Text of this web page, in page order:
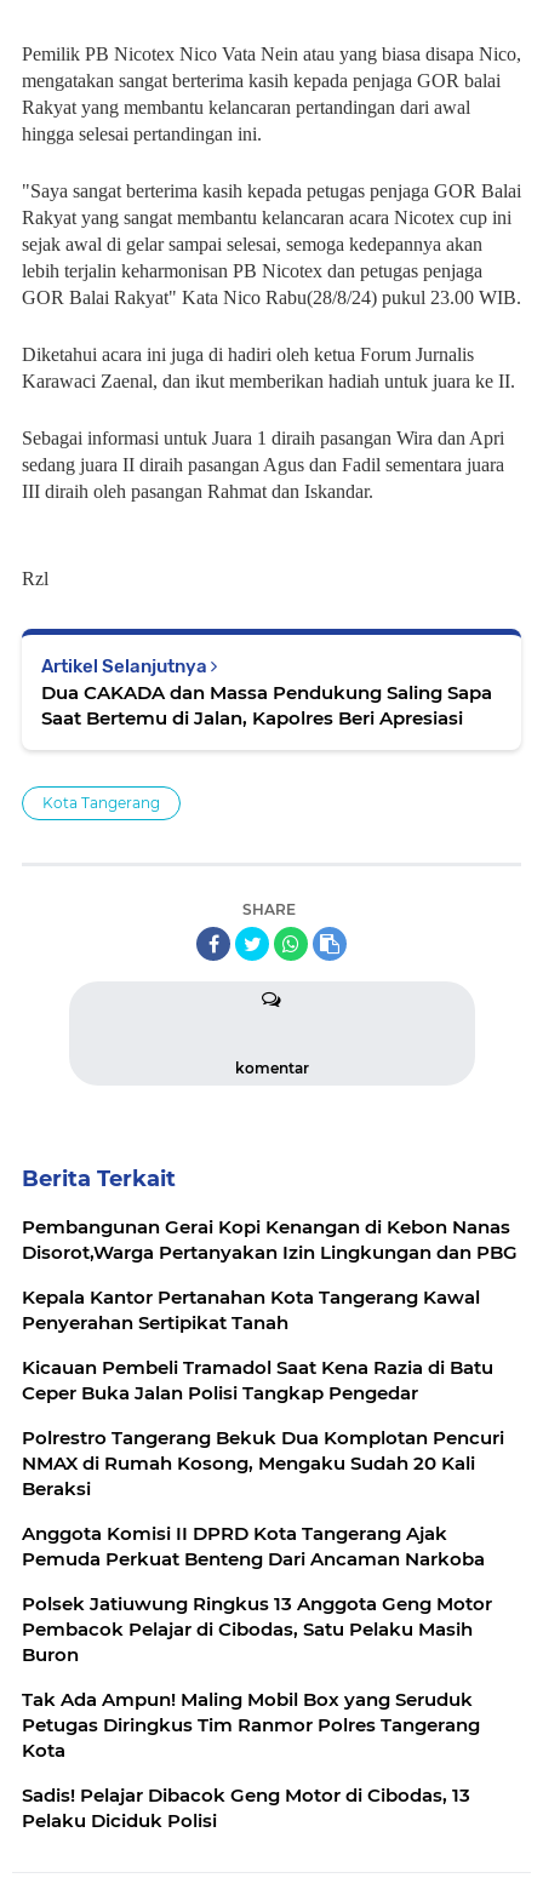
Pemilik PB Nicotex Nico Vata Nein atau yang biasa disapa Nico,
mengatakan sangat berterima kasih kepada penjaga GOR balai
Rakyat yang membantu kelancaran pertandingan dari awal
hingga selesai pertandingan ini.
"Saya sangat berterima kasih kepada petugas penjaga GOR Balai
Rakyat yang sangat membantu kelancaran acara Nicotex cup ini
sejak awal di gelar sampai selesai, semoga kedepannya akan
lebih terjalin keharmonisan PB Nicotex dan petugas penjaga
GOR Balai Rakyat" Kata Nico Rabu(28/8/24) pukul 23.00 WIB.
Diketahui acara ini juga di hadiri oleh ketua Forum Jurnalis
Karawaci Zaenal, dan ikut memberikan hadiah untuk juara ke II.
Sebagai informasi untuk Juara 1 diraih pasangan Wira dan Apri
sedang juara II diraih pasangan Agus dan Fadil sementara juara
III diraih oleh pasangan Rahmat dan Iskandar.
Rzl
Artikel Selanjutnya
Dua CAKADA dan Massa Pendukung Saling Sapa
Saat Bertemu di Jalan, Kapolres Beri Apresiasi
Kota Tangerang
SHARE
komentar
Berita Terkait
Pembangunan Gerai Kopi Kenangan di Kebon Nanas
Disorot,Warga Pertanyakan Izin Lingkungan dan PBG
Kepala Kantor Pertanahan Kota Tangerang Kawal
Penyerahan Sertipikat Tanah
Kicauan Pembeli Tramadol Saat Kena Razia di Batu
Ceper Buka Jalan Polisi Tangkap Pengedar
Polrestro Tangerang Bekuk Dua Komplotan Pencuri
NMAX di Rumah Kosong, Mengaku Sudah 20 Kali
Beraksi
Anggota Komisi II DPRD Kota Tangerang Ajak
Pemuda Perkuat Benteng Dari Ancaman Narkoba
Polsek Jatiuwung Ringkus 13 Anggota Geng Motor
Pembacok Pelajar di Cibodas, Satu Pelaku Masih
Buron
Tak Ada Ampun! Maling Mobil Box yang Seruduk
Petugas Diringkus Tim Ranmor Polres Tangerang
Kota
Sadis! Pelajar Dibacok Geng Motor di Cibodas, 13
Pelaku Diciduk Polisi